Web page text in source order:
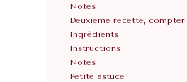
Notes
Deuxième recette,
Ingrédients
Instructions
Notes
Petite astuce